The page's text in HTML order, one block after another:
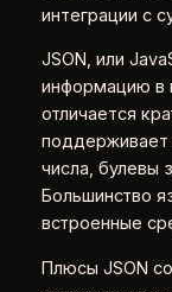
интеграции с
JSON, или
информацию в
отличается
поддерживает
числа, булевы
Большинство
встроенные
Плюсы JSON